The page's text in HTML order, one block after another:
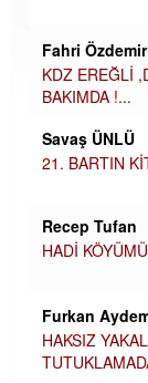
Fahri Özdemir
KDZ EREĞLİ
BAKIMDA !...
Savaş ÜNLÜ
21. BARTIN
Recep Tufan
HADİ
Furkan
HAKSIZ